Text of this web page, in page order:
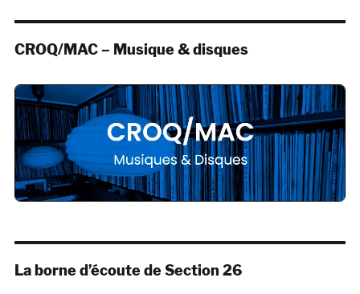
CROQ/MAC – Musique & disques
La borne d’écoute de Section 26